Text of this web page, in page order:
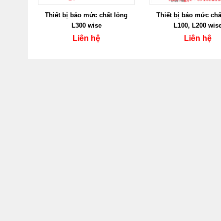
Thiết bị báo mức chất lỏng
L300 wise
Liên hệ
Thiết bị báo mức
L100, L200
Liên hệ